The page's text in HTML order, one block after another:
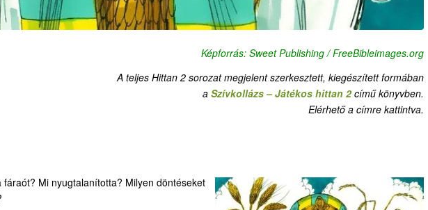
Képforrás: Sweet Publishing / FreeBibleimages.org
A teljes Hittan 2 sorozat megjelent szerkesztett, kiegészített formában
a Szívkollázs – Játékos hittan 2című könyvben.
Elérhető a címre kattintva.
Mi nyugtalanította? Milyen döntéseket